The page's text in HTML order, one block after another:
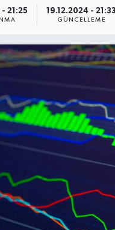
21:25 19.12.2024 - 21:33
GÜNCELLEME